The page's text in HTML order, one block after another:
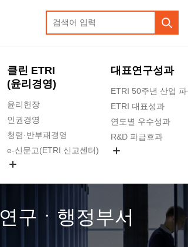
클린 ETRI
(윤리경영)
윤리헌장
인권경영
청렴·반부패경영
e-신문고(ETRI 신고센터)
고객의소리
수의계약 현황
대표연구성과
ETRI 50주년 산업
ETRI 대표성과
연도별 우수성과
R&D 파급효과
연구ㆍ행정부서